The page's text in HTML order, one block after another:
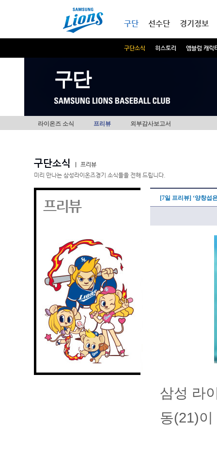
구단
구단소식 히스토리 엠블럼 캐릭
선수단 경기정보
구단
라이온즈 소식 프리뷰 외부감사보고서
구단소식
프리뷰
미리 만나는 삼성라이온즈경기 소식들을 전해 드립니다.
프리뷰 [7일 프리뷰] ‘양창섭
삼성 라
동(21)